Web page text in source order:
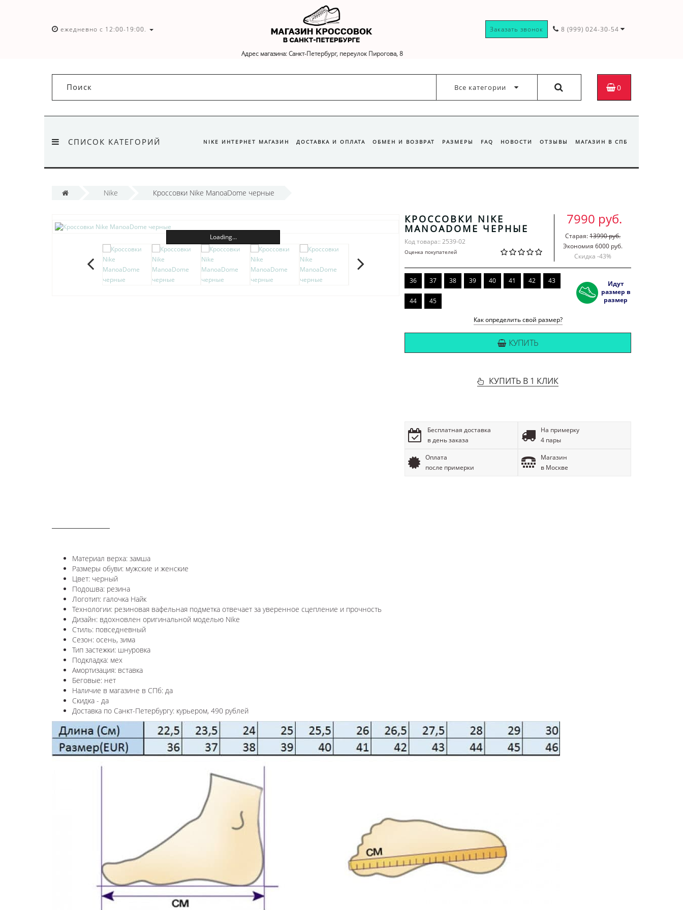
ежедневно с 12:00-19:00.
Адрес магазина: Санкт-Петербург, переулок Пирогова, 8
Заказать звонок 8 (999) 024-30-54
Все категории 0
СПИСОК КАТЕГОРИЙ NIKE ИНТЕРНЕТ МАГАЗИН ДОСТАВКА И ОПЛАТА ОБМЕН И ВОЗВРАТ РАЗМЕРЫ FAQ НОВОСТИ ОТЗЫВЫ МАГАЗИН В СПБ
Nike Кроссовки Nike ManoaDome черные
Loading...
КРОССОВКИ NIKE
MANOADOME ЧЕРНЫЕ
Код товара:: 2539-02
Оценка покупателей
7990 руб.
Старая:13990 руб.
Экономия 6000 руб.
Скидка -43%
36 37 38 39 40 41 42 43
44 45
Идут
размер в
размер
Как определить свой размер?
КУПИТЬ
КУПИТЬ В 1 КЛИК
Бесплатная доставка
в день заказа
На примерку
4 пары
Оплата
после примерки
Магазин
в Москве
Материал верха: замша
Размеры обуви: мужские и женские
Цвет: черный
Подошва: резина
Логотип: галочка Найк
Технологии: резиновая вафельная подметка отвечает за уверенное сцепление и прочность
Дизайн: вдохновлен оригинальной моделью Nike
Стиль: повседневный
Сезон: осень, зима
Тип застежки: шнуровка
Подкладка: мех
Амортизация: вставка
Беговые: нет
Наличие в магазине в СПб: да
Скидка - да
Доставка по Санкт-Петербургу: курьером, 490 рублей